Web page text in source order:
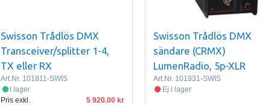
Swisson Trådlös DMX
Transceiver/splitter 1-4,
TX eller RX
Art.Nr. 101811-SWIS
I lager
Pris exkl.
5 920.00
Swisson Trådlös DMX
sändare (CRMX)
LumenRadio, 5p-XLR
Art.Nr. 101931-SWIS
Ej i lager